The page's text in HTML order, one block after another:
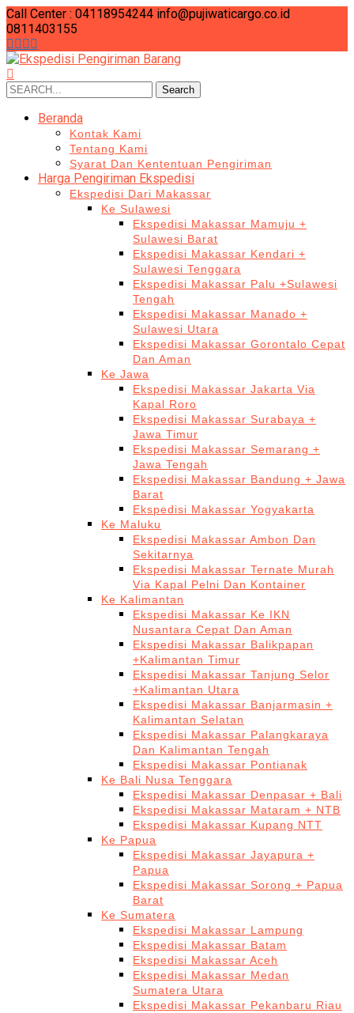
Call Center : 04118954244 info@pujiwaticargo.co.id
0811403155
Search
for:
Search
Beranda
Kontak Kami
Tentang Kami
Syarat Dan Kententuan Pengiriman
Harga Pengiriman Ekspedisi
Ekspedisi Dari Makassar
Ke Sulawesi
Ekspedisi Makassar Mamuju +
Sulawesi Barat
Ekspedisi Makassar Kendari +
Sulawesi Tenggara
Ekspedisi Makassar Palu +Sulawesi
Tengah
Ekspedisi Makassar Manado +
Sulawesi Utara
Ekspedisi Makassar Gorontalo Cepat
Dan Aman
Ke Jawa
Ekspedisi Makassar Jakarta Via
Kapal Roro
Ekspedisi Makassar Surabaya +
Jawa Timur
Ekspedisi Makassar Semarang +
Jawa Tengah
Ekspedisi Makassar Bandung + Jawa
Barat
Ekspedisi Makassar Yogyakarta
Ke Maluku
Ekspedisi Makassar Ambon Dan
Sekitarnya
Ekspedisi Makassar Ternate Murah
Via Kapal Pelni Dan Kontainer
Ke Kalimantan
Ekspedisi Makassar Ke IKN
Nusantara Cepat Dan Aman
Ekspedisi Makassar Balikpapan
+Kalimantan Timur
Ekspedisi Makassar Tanjung Selor
+Kalimantan Utara
Ekspedisi Makassar Banjarmasin +
Kalimantan Selatan
Ekspedisi Makassar Palangkaraya
Dan Kalimantan Tengah
Ekspedisi Makassar Pontianak
Ke Bali Nusa Tenggara
Ekspedisi Makassar Denpasar + Bali
Ekspedisi Makassar Mataram + NTB
Ekspedisi Makassar Kupang NTT
Ke Papua
Ekspedisi Makassar Jayapura +
Papua
Ekspedisi Makassar Sorong + Papua
Barat
Ke Sumatera
Ekspedisi Makassar Lampung
Ekspedisi Makassar Batam
Ekspedisi Makassar Aceh
Ekspedisi Makassar Medan
Sumatera Utara
Ekspedisi Makassar Pekanbaru Riau